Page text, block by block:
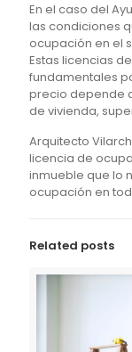
En el caso del
las condiciones
ocupación en el
Estas licencias
fundamentales
precio depende
de vivienda,
Arquitecto
licencia de
inmueble que lo
ocupación en
Related posts